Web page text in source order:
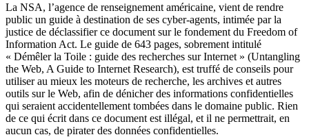
La NSA, l’agence de renseignement américaine, vient de rendre
public un guide à destination de ses cyber-agents, intimée par la
justice de déclassifier ce document sur le fondement du Freedom of
Information Act. Le guide de 643 pages, sobrement intitulé
« Démêler la Toile : guide des recherches sur Internet » (Untangling
the Web, A Guide to Internet Research), est truffé de conseils pour
utiliser au mieux les moteurs de recherche, les archives et autres
outils sur le Web, afin de dénicher des informations confidentielles
qui seraient accidentellement tombées dans le domaine public. Rien
de ce qui écrit dans ce document est illégal, et il ne permettrait, en
aucun cas, de pirater des données confidentielles.